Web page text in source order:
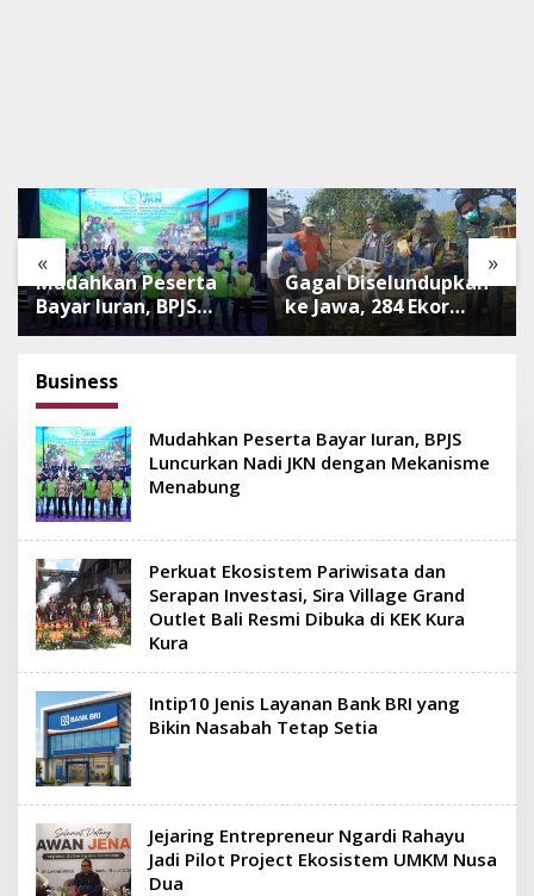
« »
Mudahkan Peserta
Bayar Iuran, BPJS
Luncurkan Nadi JKN
Menabung
Gagal Diselundupkan
ke Jawa, 284 Ekor
Burung Tanpa
Business
Mudahkan Peserta Bayar Iuran, BPJS
Luncurkan Nadi JKN dengan Mekanisme
Menabung
Perkuat Ekosistem Pariwisata dan
Serapan Investasi, Sira Village Grand
Outlet Bali Resmi Dibuka di KEK Kura
Kura
Intip10 Jenis Layanan Bank BRI yang
Bikin Nasabah Tetap Setia
Jejaring Entrepreneur Ngardi Rahayu
Jadi Pilot Project Ekosistem UMKM Nusa
Dua